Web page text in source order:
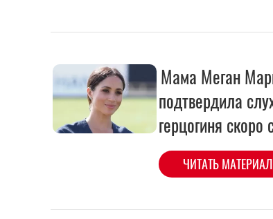
Мама Меган
подтвердила
герцогиня скоро
ЧИТАТЬ МАТЕРИАЛ